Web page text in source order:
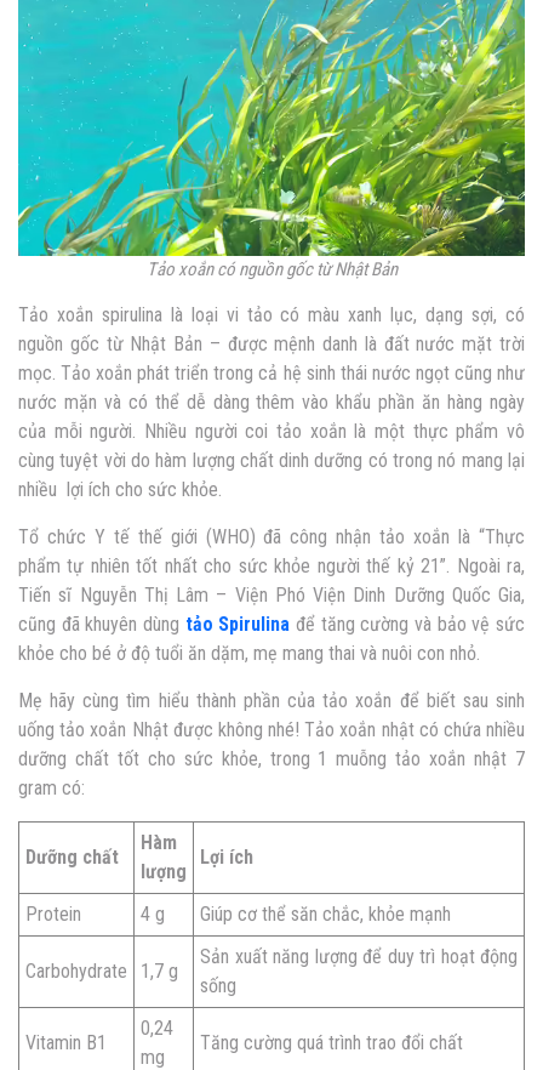
Tảo xoắn có nguồn gốc từ Nhật Bản
Tảo xoắn spirulina là loại vi tảo có màu xanh lục, dạng sợi, có
nguồn gốc từ Nhật Bản – được mệnh danh là đất nước mặt trời
mọc. Tảo xoắn phát triển trong cả hệ sinh thái nước ngọt cũng như
nước mặn và có thể dễ dàng thêm vào khẩu phần ăn hàng ngày
của mỗi người. Nhiều người coi tảo xoắn là một thực phẩm vô
cùng tuyệt vời do hàm lượng chất dinh dưỡng có trong nó mang lại
nhiều lợi ích cho sức khỏe.
Tổ chức Y tế thế giới (WHO) đã công nhận tảo xoắn là “Thực
phẩm tự nhiên tốt nhất cho sức khỏe người thế kỷ 21”. Ngoài ra,
Tiến sĩ Nguyễn Thị Lâm – Viện Phó Viện Dinh Dưỡng Quốc Gia,
cũng đã khuyên dùng tảo Spirulina để tăng cường và bảo vệ sức
khỏe cho bé ở độ tuổi ăn dặm, mẹ mang thai và nuôi con nhỏ.
Mẹ hãy cùng tìm hiểu thành phần của tảo xoắn để biết sau sinh
uống tảo xoắn Nhật được không nhé! Tảo xoắn nhật có chứa nhiều
dưỡng chất tốt cho sức khỏe, trong 1 muỗng tảo xoắn nhật 7
gram có:
Dưỡng chất
Hàm
lượng
Lợi ích
Protein 4 g Giúp cơ thể săn chắc, khỏe mạnh
Carbohydrate 1,7 g
Sản xuất năng lượng để duy trì hoạt động
sống
Vitamin B1
0,24
mg
Tăng cường quá trình trao đổi chất